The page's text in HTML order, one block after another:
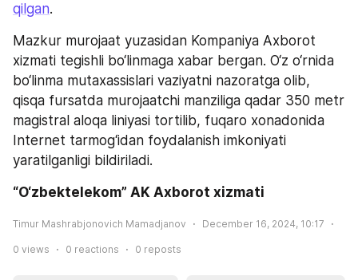
qilgan.
Mazkur murojaat yuzasidan Kompaniya Axborot
xizmati tegishli bo‘linmaga xabar bergan. O‘z o‘rnida
bo‘linma mutaxassislari vaziyatni nazoratga olib,
qisqa fursatda murojaatchi manziliga qadar 350 metr
magistral aloqa liniyasi tortilib, fuqaro xonadonida
Internet tarmog‘idan foydalanish imkoniyati
yaratilganligi bildiriladi.
“O‘zbektelekom” AK Axborot xizmati
Timur Mashrabjonovich Mamadjanov December 16, 2024, 10:17
0 views 0 reactions 0 reposts